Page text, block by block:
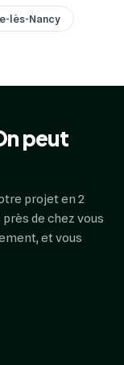
lès-Nancy
peut
projet en 2
de chez vous
et vous